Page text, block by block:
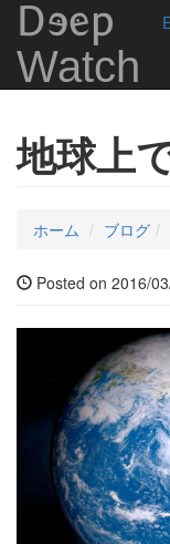
DEep
Watch
地球上
ホーム ブログ
Posted on 2016/